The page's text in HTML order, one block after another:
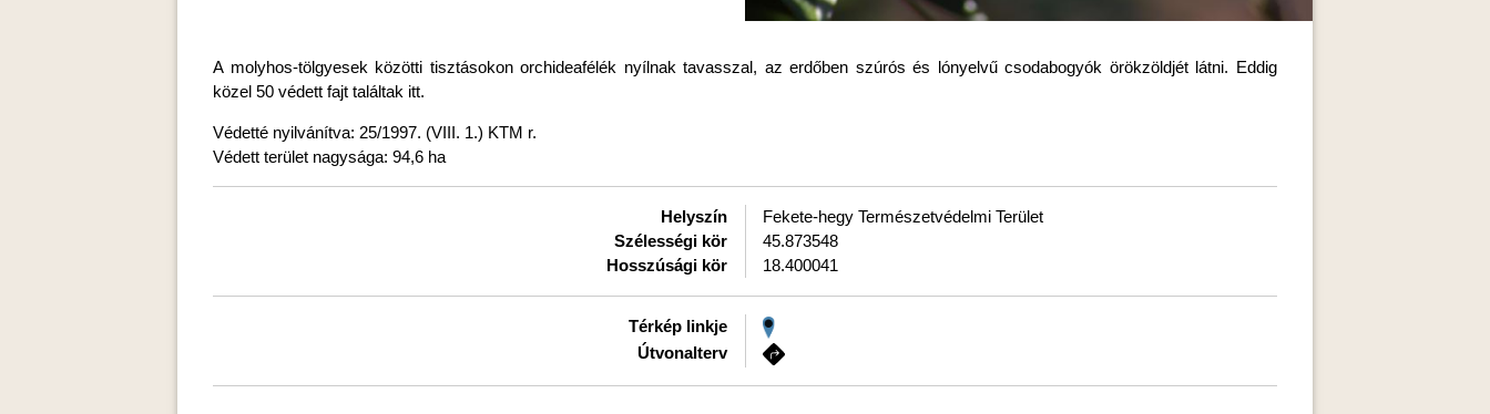
A molyhos-tölgyesek közötti tisztásokon orchideafélék nyílnak tavasszal, az erdőben szúrós és lónyelvű csodabogyók örökzöldjét látni. Eddig
közel 50 védett fajt találtak itt.
Védetté nyilvánítva: 25/1997. (VIII. 1.) KTM r.
Védett terület nagysága: 94,6 ha
Helyszín
Fekete-hegy Természetvédelmi Terület
Szélességi kör
45.873548
Hosszúsági kör
18.400041
Térkép linkje
Útvonalterv